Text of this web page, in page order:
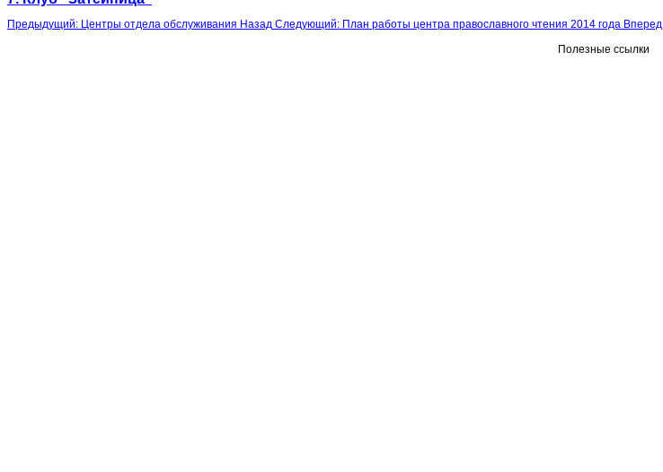
Предыдущий: Центры отдела обслуживания Назад Следующий: План работы центра православного чтения 2014 года Вперед
Полезные ссылки